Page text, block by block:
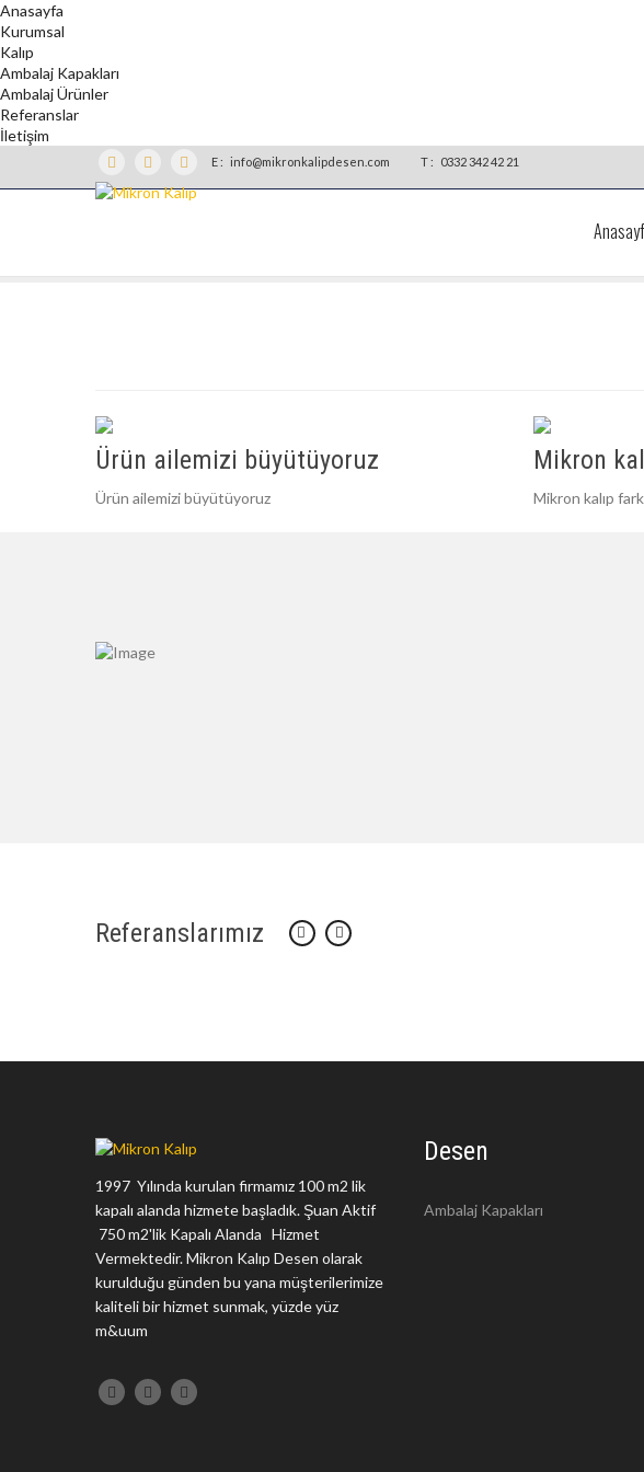
Anasayfa
Kurumsal
Kalıp
Ambalaj Kapakları
Ambalaj Ürünler
Referanslar
İletişim
E : info@mikronkalipdesen.com T : 0332 342 42 21
Ürün ailemizi büyütüyoruz
Ürün ailemizi büyütüyoruz
Mikron
Mikron kalıp
Referanslarımız
1997 Yılında kurulan firmamız 100 m2 lik
kapalı alanda hizmete başladık. Şuan Aktif
750 m2'lik Kapalı Alanda Hizmet
Vermektedir. Mikron Kalıp Desen olarak
kurulduğu günden bu yana müşterilerimize
kaliteli bir hizmet sunmak, yüzde yüz
m&uum
Desen
Ambalaj Kapakları